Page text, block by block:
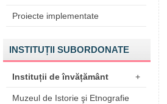
Proiecte implementate
INSTITUȚII SUBORDONATE
Instituții de învățământ +
Muzeul de Istorie şi Etnografie